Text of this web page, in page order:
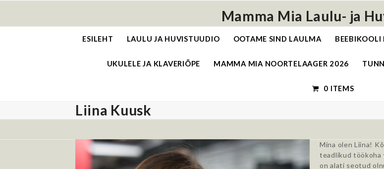
content
Mamma Mia Laulu- ja
ESILEHT LAULU JA HUVISTUUDIO OOTAME SIND LAULMA
UKULELE JA KLAVERIÕPE MAMMA MIA NOORTELAAGER 2026
0 ITEMS
Liina Kuusk
Mina olen Liina!
teadlikud töökoha
on alati seotud